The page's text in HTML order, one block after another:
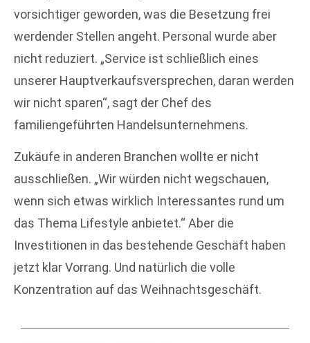
vorsichtiger geworden, was die Besetzung frei
werdender Stellen angeht. Personal wurde aber
nicht reduziert. „Service ist schließlich eines
unserer Hauptverkaufsversprechen, daran werden
wir nicht sparen“, sagt der Chef des
familiengeführten Handelsunternehmens.
Zukäufe in anderen Branchen wollte er nicht
ausschließen. „Wir würden nicht wegschauen,
wenn sich etwas wirklich Interessantes rund um
das Thema Lifestyle anbietet.“ Aber die
Investitionen in das bestehende Geschäft haben
jetzt klar Vorrang. Und natürlich die volle
Konzentration auf das Weihnachtsgeschäft.